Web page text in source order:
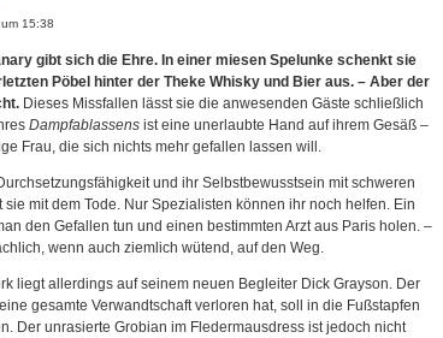
15:38
gibt sich die Ehre. In einer miesen Spelunke schenkt sie
Pöbel hinter der Theke Whisky und Bier aus. – Aber der
Dieses Missfallen lässt sie die anwesenden Gäste schließlich
Dampfablassens ist eine unerlaubte Hand auf ihrem Gesäß –
Frau, die sich nichts mehr gefallen lassen will.
und ihr Selbstbewusstsein mit schweren
mit dem Tode. Nur Spezialisten können ihr noch helfen. Ein
den Gefallen tun und einen bestimmten Arzt aus Paris holen. –
wenn auch ziemlich wütend, auf den Weg.
liegt allerdings auf seinem neuen Begleiter Dick Grayson. Der
gesamte Verwandtschaft verloren hat, soll in die Fußstapfen
Der unrasierte Grobian im Fledermausdress ist jedoch nicht